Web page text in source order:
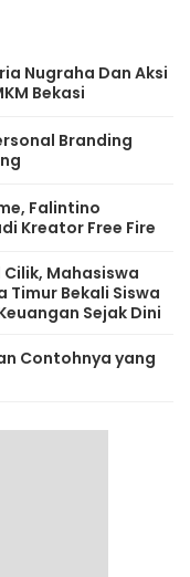
Nugraha Dan Aksi
Bekasi
Branding
Falintino
Kreator Free Fire
Mahasiswa
Timur Bekali Siswa
Sejak Dini
Contohnya yang